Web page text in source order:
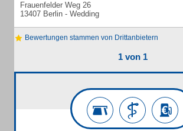
Frauenfelder Weg 26
13407 Berlin - Wedding
Bewertungen stammen von Drittanbietern
1 von 1